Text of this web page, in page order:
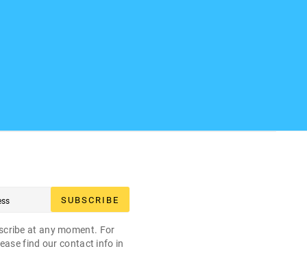
SUBSCRIBE
at any moment. For
find our contact info in